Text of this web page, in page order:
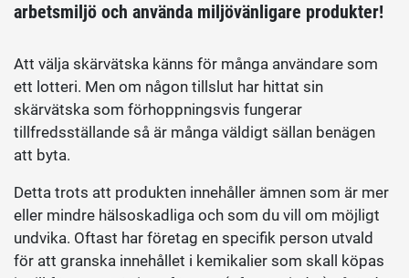
arbetsmiljö och använda miljövänligare produkter!
Att välja skärvätska känns för många användare som
ett lotteri. Men om någon tillslut har hittat sin
skärvätska som förhoppningsvis fungerar
tillfredsställande så är många väldigt sällan benägen
att byta.
Detta trots att produkten innehåller ämnen som är mer
eller mindre hälsoskadliga och som du vill om möjligt
undvika. Oftast har företag en specifik person utvald
för att granska innehållet i kemikalier som skall köpas